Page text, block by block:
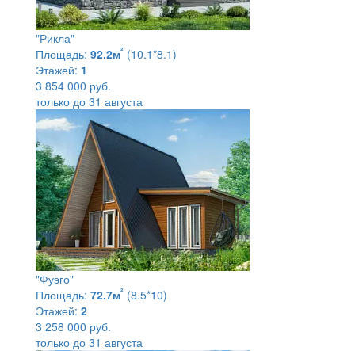
"Рикла"
Площадь: 92.2м² (10.1*8.1)
Этажей: 1
3 854 000 руб.
только до 31 августа
"Фуэго"
Площадь: 72.7м² (8.5*10)
Этажей: 2
3 258 000 руб.
только до 31 августа